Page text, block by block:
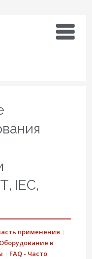
IEC,
применения
Оборудование в
FAQ - Часто